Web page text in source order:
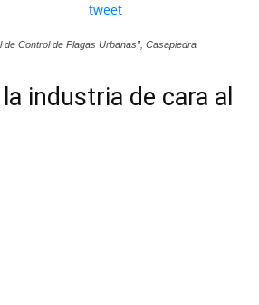
tweet
de Control de Plagas Urbanas”, Casapiedra
industria de cara al